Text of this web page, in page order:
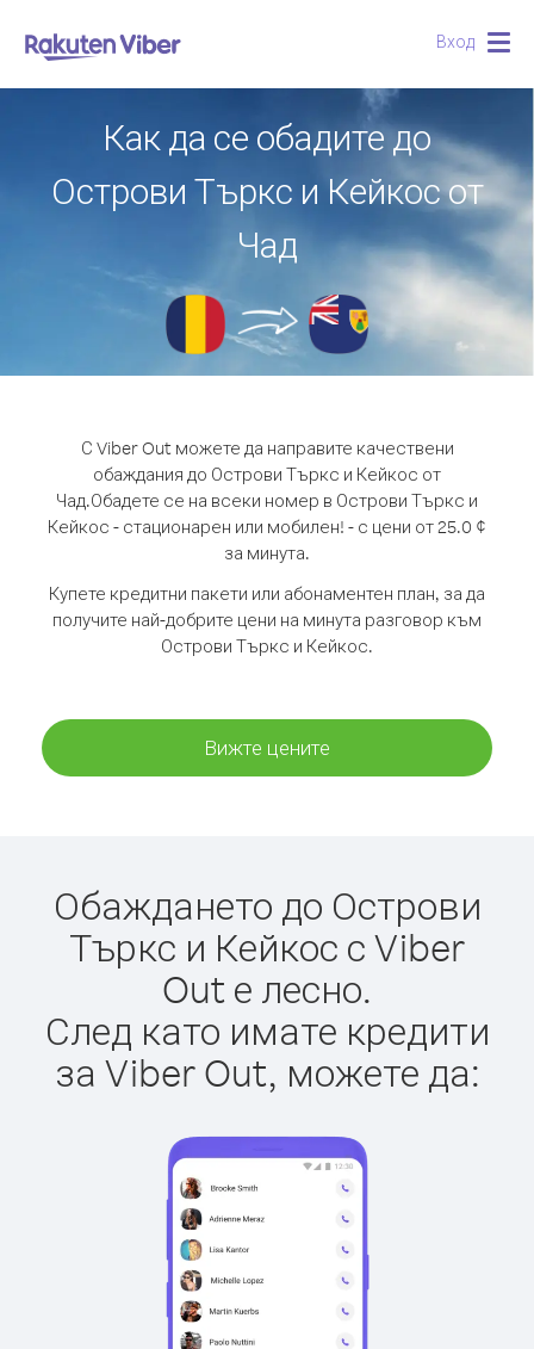
Вход
Как да се обадите до
Острови Търкс и Кейкос от
Чад
С Viber Out можете да направите качествени
обаждания до Острови Търкс и Кейкос от
Чад.Обадете се на всеки номер в Острови Търкс и
Кейкос - стационарен или мобилен! - с цени от 25.0 ¢
за минута.
Купете кредитни пакети или абонаментен план, за да
получите най-добрите цени на минута разговор към
Острови Търкс и Кейкос.
Вижте цените
Обаждането до Острови
Търкс и Кейкос с Viber
Out е лесно.
След като имате кредити
за Viber Out, можете да: